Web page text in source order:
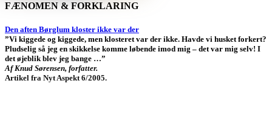
FÆNOMEN & FORKLARING
Den aften Børglum kloster ikke var der
”Vi kiggede og kiggede, men klosteret var der ikke. Havde vi husket forkert?
Pludselig så jeg en skikkelse komme løbende imod mig – det var mig selv! I
det øjeblik blev jeg bange …”
Af Knud Sørensen, forfatter.
Artikel fra Nyt Aspekt 6/2005.